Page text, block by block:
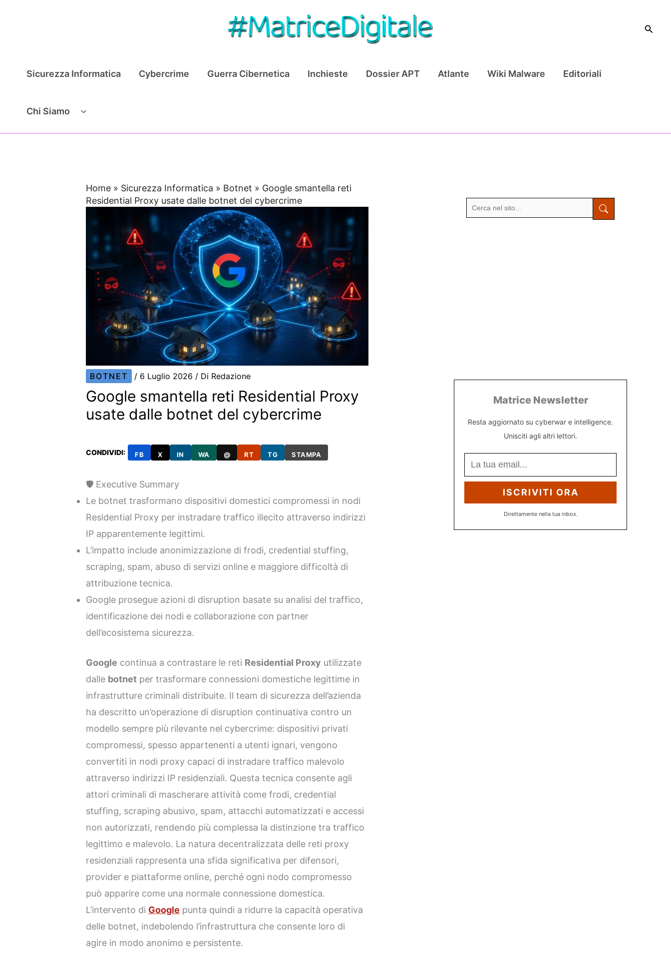
Cerca
Sicurezza Informatica Cybercrime Guerra Cibernetica Inchieste Dossier APT Atlante Wiki Malware Editoriali
Chi Siamo
Home » Sicurezza Informatica » Botnet » Google smantella reti
Residential Proxy usate dalle botnet del cybercrime
BOTNET / 6 Luglio 2026 / Di Redazione
Google smantella reti Residential Proxy
usate dalle botnet del cybercrime
CONDIVIDI: FB X IN WA @ RT TG STAMPA
🛡️ Executive Summary
Le botnet trasformano dispositivi domestici compromessi in nodi
Residential Proxy per instradare traffico illecito attraverso indirizzi
IP apparentemente legittimi.
L’impatto include anonimizzazione di frodi, credential stuffing,
scraping, spam, abuso di servizi online e maggiore difficoltà di
attribuzione tecnica.
Google prosegue azioni di disruption basate su analisi del traffico,
identificazione dei nodi e collaborazione con partner
dell’ecosistema sicurezza.
Google continua a contrastare le reti Residential Proxy utilizzate
dalle botnet per trasformare connessioni domestiche legittime in
infrastrutture criminali distribuite. Il team di sicurezza dell’azienda
ha descritto un’operazione di disruption continuativa contro un
modello sempre più rilevante nel cybercrime: dispositivi privati
compromessi, spesso appartenenti a utenti ignari, vengono
convertiti in nodi proxy capaci di instradare traffico malevolo
attraverso indirizzi IP residenziali. Questa tecnica consente agli
attori criminali di mascherare attività come frodi, credential
stuffing, scraping abusivo, spam, attacchi automatizzati e accessi
non autorizzati, rendendo più complessa la distinzione tra traffico
legittimo e malevolo. La natura decentralizzata delle reti proxy
residenziali rappresenta una sfida significativa per difensori,
provider e piattaforme online, perché ogni nodo compromesso
può apparire come una normale connessione domestica.
L’intervento di Google punta quindi a ridurre la capacità operativa
delle botnet, indebolendo l’infrastruttura che consente loro di
agire in modo anonimo e persistente.
Matrice Newsletter
Resta aggiornato su cyberwar e intelligence.
Unisciti agli altri lettori.
ISCRIVITI ORA
Direttamente nella tua inbox.